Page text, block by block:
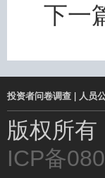
下一
投资者问卷调查 人员
版权所
ICP备